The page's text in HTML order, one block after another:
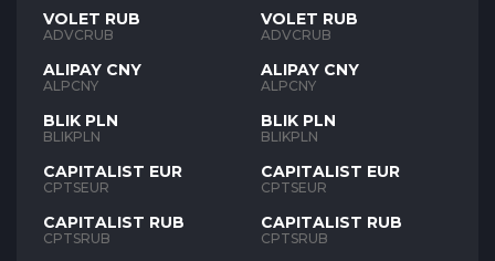
VOLET RUB
ADVCRUB
ALIPAY CNY
ALPCNY
BLIK PLN
BLIKPLN
CAPITALIST EUR
CPTSEUR
CAPITALIST RUB
CPTSRUB
VOLET RUB
ADVCRUB
ALIPAY CNY
ALPCNY
BLIK PLN
BLIKPLN
CAPITALIST EUR
CPTSEUR
CAPITALIST RUB
CPTSRUB